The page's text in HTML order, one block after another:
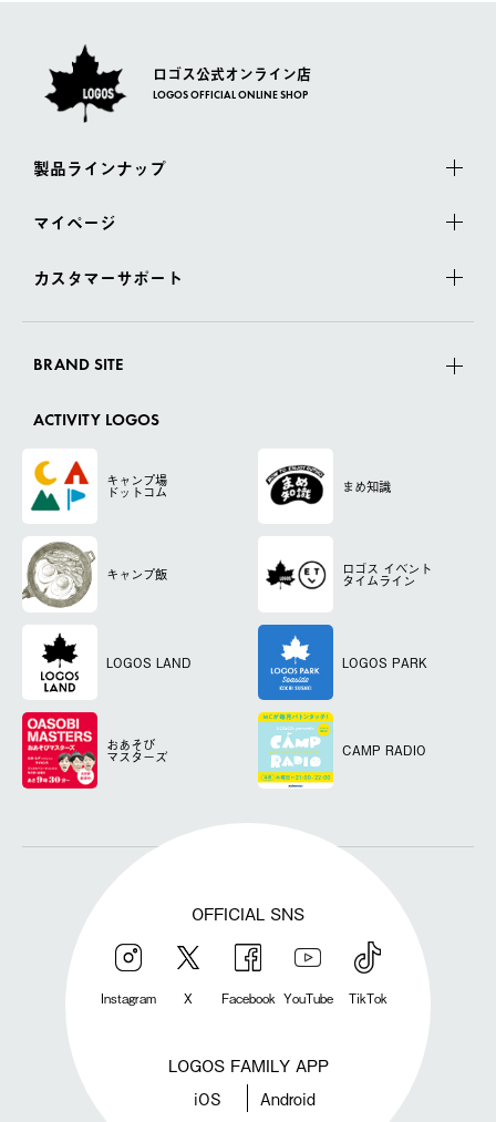
ロゴス公式オンライン店
LOGOS OFFICIAL ONLINE SHOP
製品ラインナップ
マイページ
カスタマーサポート
BRAND SITE
ACTIVITY LOGOS
キャンプ場
ドットコム まめ知識
キャンプ飯 ロゴス イベント
タイムライン
LOGOS LAND LOGOS PARK
おあそび
マスターズ CAMP RADIO
OFFICIAL SNS
Instagram X Facebook YouTube TikTok
LOGOS FAMILY APP
iOS Android